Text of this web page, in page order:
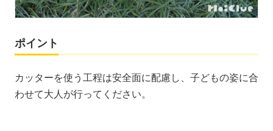
ポイント
カッターを使う工程は安全面に配慮し、子どもの姿に合
わせて大人が行ってください。